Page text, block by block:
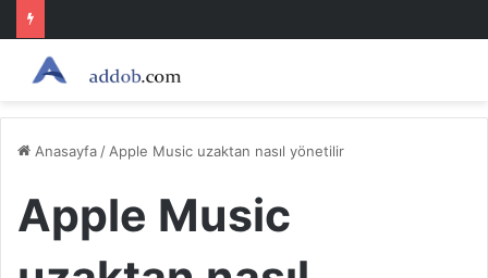
Anasayfa / Apple Music uzaktan nasıl yönetilir
Apple Music